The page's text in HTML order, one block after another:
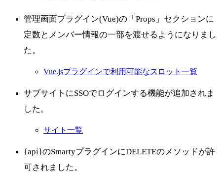
管理画面プラグイン(Vue)の「Props」セクションに
定数とメンバー情報の一部を渡せるようになりまし
た。
Vue.jsプラグインで利用可能なスロット一覧
サブサイトにSSOでログインする機能が追加されま
した。
サイト一覧
{api}のSmartyプラグインにDELETEのメソッドが許
可されました。